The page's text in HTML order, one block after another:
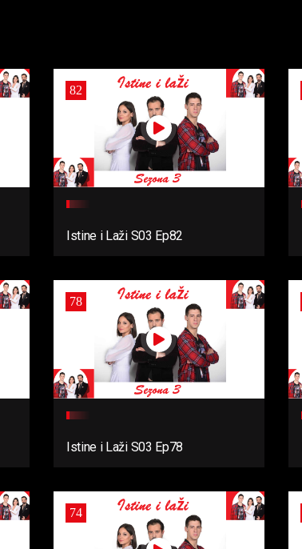
82
Istine i Laži S03 Ep82
78
Istine i Laži S03 Ep78
74